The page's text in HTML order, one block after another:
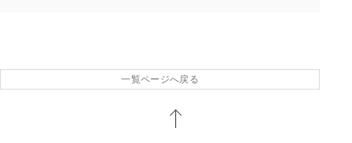
一覧ページへ戻る